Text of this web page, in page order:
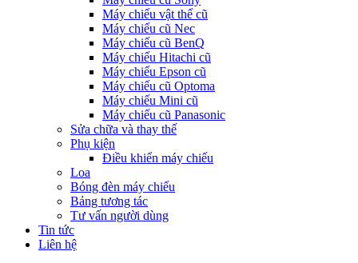
Máy chiếu vật thể cũ
Máy chiếu cũ Nec
Máy chiếu cũ BenQ
Máy chiếu Hitachi cũ
Máy chiếu Epson cũ
Máy chiếu cũ Optoma
Máy chiếu Mini cũ
Máy chiếu cũ Panasonic
Sửa chữa và thay thế
Phụ kiện
Điều khiển máy chiếu
Loa
Bóng đèn máy chiếu
Bảng tương tác
Tư vấn người dùng
Tin tức
Liên hệ